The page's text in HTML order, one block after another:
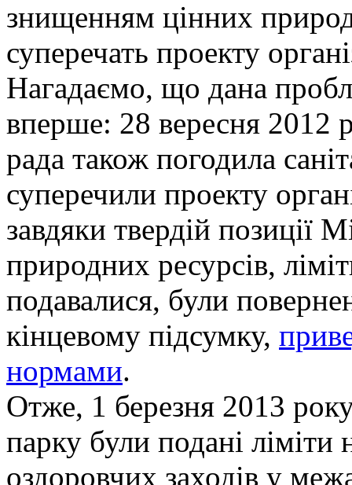
знищенням цінних
суперечать проекту
Нагадаємо, що дана
вперше: 28 вересня 2012
рада також погодила
суперечили проекту
завдяки твердій позиції
природних ресурсів,
подавалися, були
кінцевому підсумку,
нормами.
Отже, 1 березня 2013
парку були подані ліміти
оздоровчих заходів у